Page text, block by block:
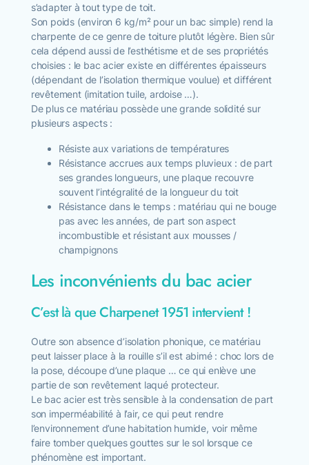
s’adapter à tout type de toit.
Son poids (environ 6 kg/m² pour un bac simple) rend la
charpente de ce genre de toiture plutôt légère. Bien sûr
cela dépend aussi de l’esthétisme et de ses propriétés
choisies : le bac acier existe en différentes épaisseurs
(dépendant de l’isolation thermique voulue) et différent
revêtement (imitation tuile, ardoise …).
De plus ce matériau possède une grande solidité sur
plusieurs aspects :
Résiste aux variations de températures
Résistance accrues aux temps pluvieux : de part
ses grandes longueurs, une plaque recouvre
souvent l’intégralité de la longueur du toit
Résistance dans le temps : matériau qui ne bouge
pas avec les années, de part son aspect
incombustible et résistant aux mousses /
champignons
Les inconvénients du bac acier
C’est là que Charpenet 1951 intervient !
Outre son absence d’isolation phonique, ce matériau
peut laisser place à la rouille s’il est abimé : choc lors de
la pose, découpe d’une plaque … ce qui enlève une
partie de son revêtement laqué protecteur.
Le bac acier est très sensible à la condensation de part
son imperméabilité à l’air, ce qui peut rendre
l’environnement d’une habitation humide, voir même
faire tomber quelques gouttes sur le sol lorsque ce
phénomène est important.